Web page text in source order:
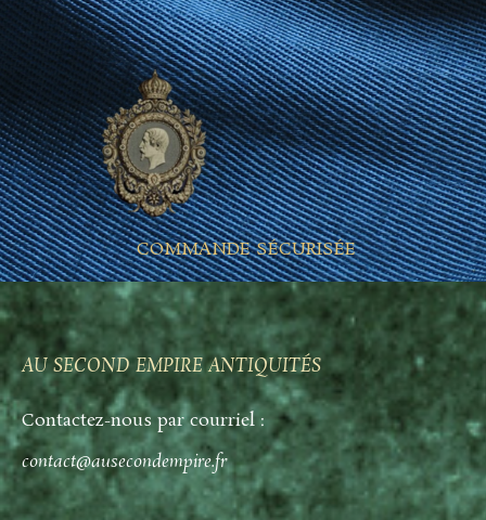
COMMANDE SÉCURISÉE
AU SECOND EMPIRE ANTIQUITÉS
Contactez-nous par courriel :
contact@ausecondempire.fr